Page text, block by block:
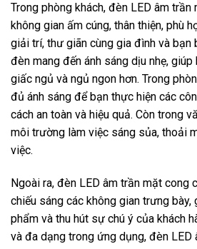
Trong phòng khách, đèn LED âm
không gian ấm cúng, thân thiện, phù
giải trí, thư giãn cùng gia đình và bạn
đèn mang đến ánh sáng dịu nhẹ,
giấc ngủ và ngủ ngon hơn. Trong
đủ ánh sáng để bạn thực hiện các
cách an toàn và hiệu quả. Còn trong
môi trường làm việc sáng sủa, thoải
việc.
Ngoài ra, đèn LED âm trần mặt
chiếu sáng các không gian trưng
phẩm và thu hút sự chú ý của khách
và đa dạng trong ứng dụng, đèn LED